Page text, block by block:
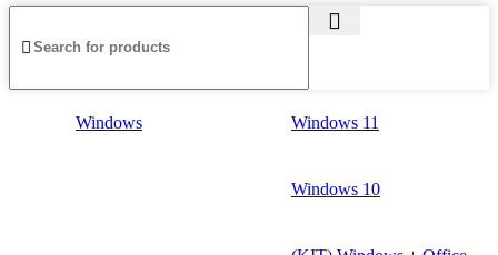
Windows Windows 11
Windows 10